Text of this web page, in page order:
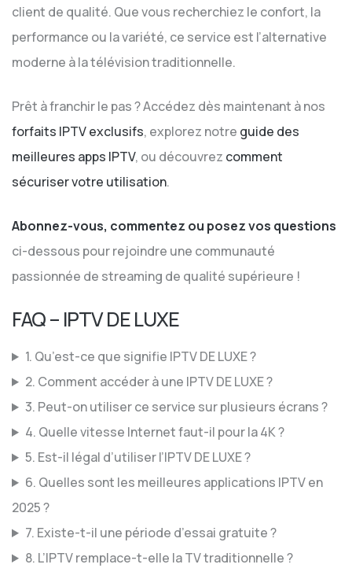
client de qualité. Que vous recherchiez le confort, la
performance ou la variété, ce service est l’alternative
moderne à la télévision traditionnelle.
Prêt à franchir le pas ? Accédez dès maintenant à nos
forfaits IPTV exclusifs, explorez notre guide des
meilleures apps IPTV, ou découvrez comment
sécuriser votre utilisation.
Abonnez-vous, commentez ou posez vos questions
ci-dessous pour rejoindre une communauté
passionnée de streaming de qualité supérieure !
FAQ – IPTV DE LUXE
1. Qu’est-ce que signifie IPTV DE LUXE ?
2. Comment accéder à une IPTV DE LUXE ?
3. Peut-on utiliser ce service sur plusieurs écrans ?
4. Quelle vitesse Internet faut-il pour la 4K ?
5. Est-il légal d’utiliser l’IPTV DE LUXE ?
6. Quelles sont les meilleures applications IPTV en
2025 ?
7. Existe-t-il une période d’essai gratuite ?
8. L’IPTV remplace-t-elle la TV traditionnelle ?